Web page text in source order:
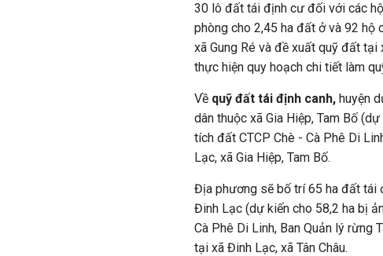
30 lô đất tái định cư đối với các
phòng cho 2,45 ha đất ở và 92 hộ
xã Gung Ré và đề xuất quỹ đất tại
thực hiện quy hoạch chi tiết làm
Về quỹ đất tái định canh, huyện
dân thuộc xã Gia Hiệp, Tam Bố
tích đất CTCP Chè - Cà Phê Di
Lạc, xã Gia Hiệp, Tam Bố.
Địa phương sẽ bố trí 65 ha đất tái
Đinh Lạc (dự kiến cho 58,2 ha bị
Cà Phê Di Linh, Ban Quản lý rừng
tại xã Đinh Lạc, xã Tân Châu.